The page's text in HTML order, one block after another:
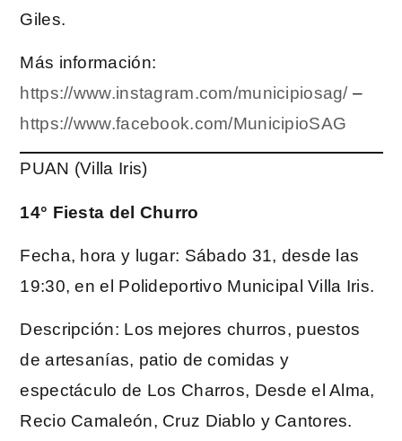
Giles.
Más información:
https://www.instagram.com/municipiosag/ –
https://www.facebook.com/MunicipioSAG
PUAN (Villa Iris)
14° Fiesta del Churro
Fecha, hora y lugar: Sábado 31, desde las
19:30, en el Polideportivo Municipal Villa Iris.
Descripción: Los mejores churros, puestos
de artesanías, patio de comidas y
espectáculo de Los Charros, Desde el Alma,
Recio Camaleón, Cruz Diablo y Cantores.